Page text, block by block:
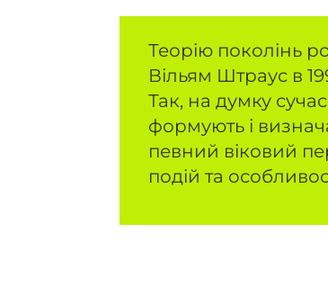
Теорію поколінь
Вільям Штраус в
Так, на думку
формують і
певний віковий
подій та